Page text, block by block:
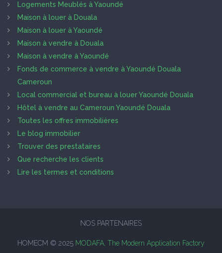
Logements Meublés à Yaoundé
Maison à louer à Douala
Maison à louer à Yaoundé
Maison à vendre à Douala
Maison à vendre à Yaoundé
Fonds de commerce à vendre à Yaoundé Douala
Cameroun
Local commercial et bureau à louer Yaoundé Douala
Hôtel à vendre au Cameroun Yaoundé Douala
Toutes les offres immobilières
Le blog immobilier
Trouver des prestataires
Que recherche les clients
Lire les termes et conditions
NOS PARTENAIRES
HOMECM © 2025 MODAFA, The Modern Application Factory